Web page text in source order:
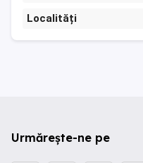
Localități
Urmărește-ne pe